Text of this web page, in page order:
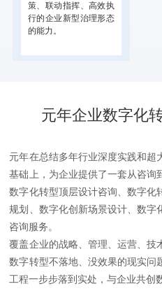
策、联动指挥、高效执
行的企业新型治理形态
的能力。
元年企业数字化
元年在总结多年行业深度实践和超
基础上，为企业提供了一套从咨询
数字化转型顶层设计咨询、数字化
规划、数字化创新场景设计、数字
咨询服务。
覆盖企业的战略、管理、运营、技
数字转型不落地、没效果的现实问
工程一步步落到实处，与企业共创